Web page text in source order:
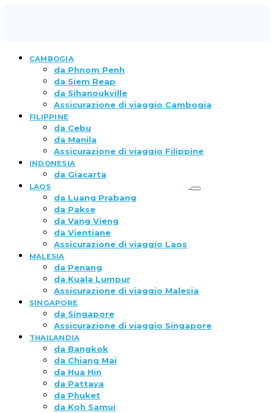
CAMBOGIA
da Phnom Penh
da Siem Reap
da Sihanoukville
Assicurazione di viaggio Cambogia
FILIPPINE
da Cebu
da Manila
Assicurazione di viaggio Filippine
INDONESIA
da Giacarta
LAOS
da Luang Prabang
da Pakse
da Vang Vieng
da Vientiane
Assicurazione di viaggio Laos
MALESIA
da Penang
da Kuala Lumpur
Assicurazione di viaggio Malesia
SINGAPORE
da Singapore
Assicurazione di viaggio Singapore
THAILANDIA
da Bangkok
da Chiang Mai
da Hua Hin
da Pattaya
da Phuket
da Koh Samui